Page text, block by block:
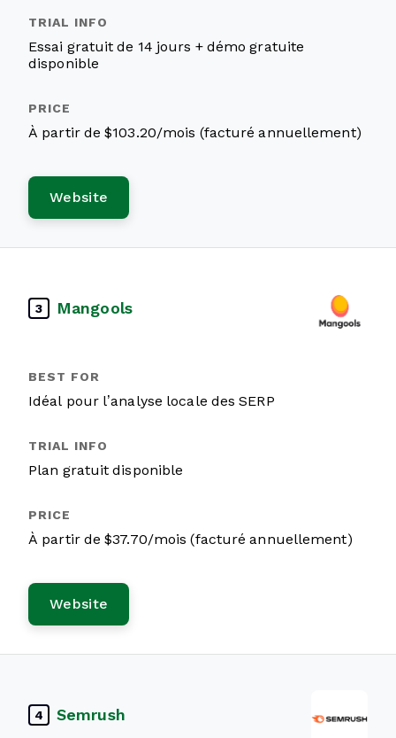
Essai gratuit de 14 jours + démo gratuite
disponible
À partir de $103.20/mois (facturé annuellement)
Website
3 Mangools
Idéal pour l’analyse locale des SERP
Plan gratuit disponible
À partir de $37.70/mois (facturé annuellement)
Website
4 Semrush